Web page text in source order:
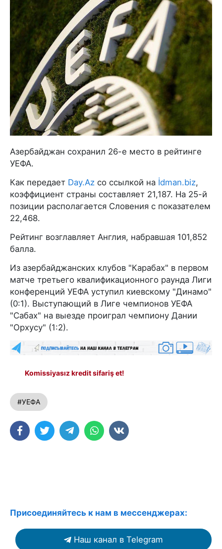
Азербайджан сохранил 26-е место в рейтинге
УЕФА.
Как передает Day.Az со ссылкой на İdman.biz,
коэффициент страны составляет 21,187. На 25-й
позиции располагается Словения с показателем
22,468.
Рейтинг возглавляет Англия, набравшая 101,852
балла.
Из азербайджанских клубов "Карабах" в первом
матче третьего квалификационного раунда Лиги
конференций УЕФА уступил киевскому "Динамо"
(0:1). Выступающий в Лиге чемпионов УЕФА
"Сабах" на выезде проиграл чемпиону Дании
"Орхусу" (1:2).
Komissiyasız kredit sifariş et!
#УЕФА
Присоединяйтесь к нам в мессенджерах:
Наш канал в Telegram